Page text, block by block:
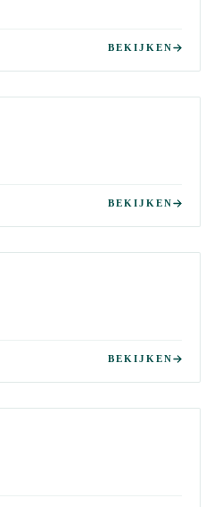
BEKIJKEN
BEKIJKEN
BEKIJKEN